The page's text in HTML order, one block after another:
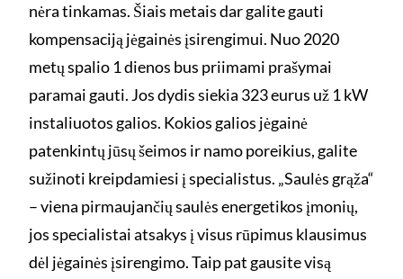
nėra tinkamas. Šiais metais dar galite gauti
kompensaciją jėgainės įsirengimui. Nuo 2020
metų spalio 1 dienos bus priimami prašymai
paramai gauti. Jos dydis siekia 323 eurus už 1 kW
instaliuotos galios. Kokios galios jėgainė
patenkintų jūsų šeimos ir namo poreikius, galite
sužinoti kreipdamiesi į specialistus. „Saulės grąža“
– viena pirmaujančių saulės energetikos įmonių,
jos specialistai atsakys į visus rūpimus klausimus
dėl jėgainės įsirengimo. Taip pat gausite visą